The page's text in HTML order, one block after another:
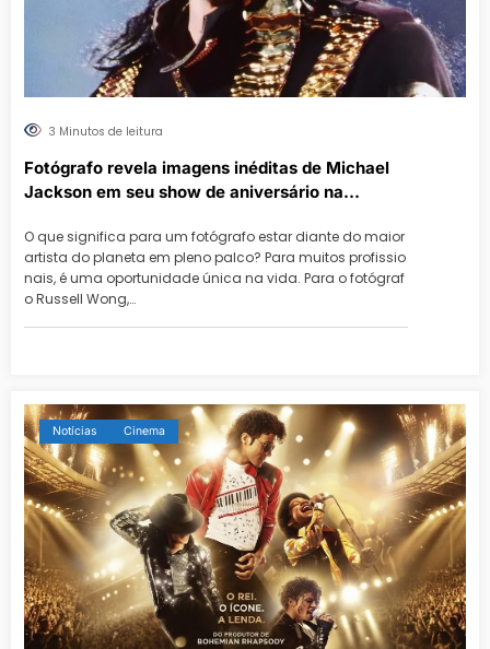
3 Minutos de leitura
Fotógrafo revela imagens inéditas de Michael
Jackson em seu show de aniversário na
O que significa para um fotógrafo estar diante do maior
artista do planeta em pleno palco? Para muitos profissio
nais, é uma oportunidade única na vida. Para o fotógraf
o Russell Wong,…
Notícias Cinema